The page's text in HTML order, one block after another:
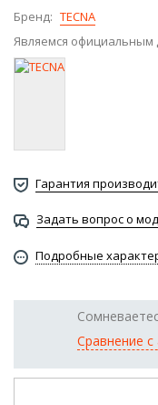
Бренд: TECNA
Являемся официальным
Гарантия
Задать вопрос о
Подробные
Сравнение с